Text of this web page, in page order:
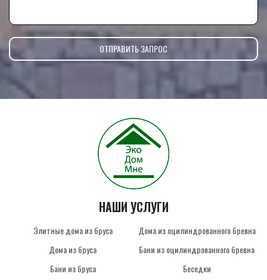
НАШИ УСЛУГИ
Элитные дома из бруса
Дома из бруса
Бани из бруса
Дома из оцилиндрованного бревна
Бани из оцилиндрованного бревна
Беседки